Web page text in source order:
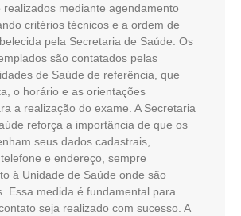
realizados mediante agendamento
critérios técnicos e a ordem de
pela Secretaria de Saúde. Os
são contatados pelas
de Saúde de referência, que
o horário e as orientações
a realização do exame. A Secretaria
reforça a importância de que os
seus dados cadastrais,
e endereço, sempre
à Unidade de Saúde onde são
Essa medida é fundamental para
seja realizado com sucesso. A